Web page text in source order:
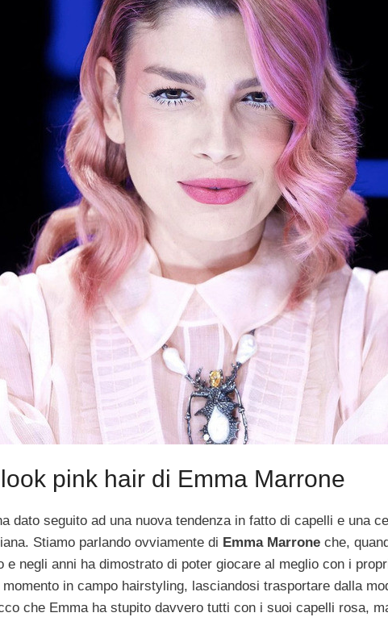
pink hair di Emma Marrone
dato seguito ad una nuova tendenza in fatto di capelli e una
Stiamo parlando ovviamente di Emma Marrone che,
e negli anni ha dimostrato di poter giocare al meglio con i
in campo hairstyling, lasciandosi trasportare dalla
che Emma ha stupito davvero tutti con i suoi capelli rosa,